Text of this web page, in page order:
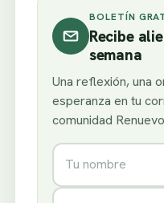
BOLETÍN
Recibe
semana
Una reflexión, una
esperanza en tu
comunidad
Nombre
Correo